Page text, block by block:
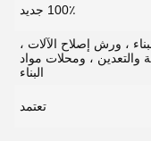
100٪ جديد
، ورش إصلاح الآلات ،
والتعدين ، ومحلات مواد
البناء
تعتمد